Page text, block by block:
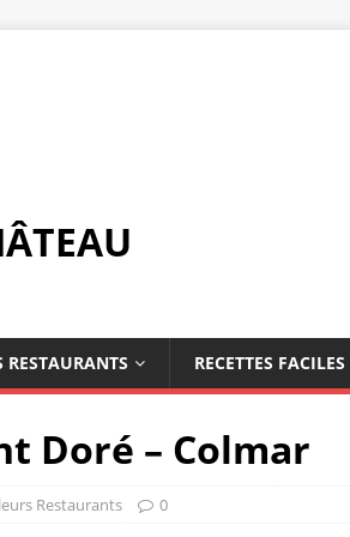
RESTAURANTS RECETTES FACILES
Doré – Colmar
Restaurants 0